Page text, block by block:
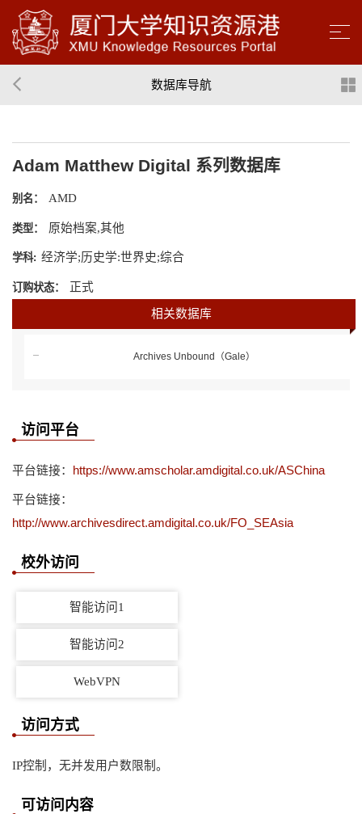
数据库导航
Adam Matthew Digital 系列数据库
别名： AMD
类型： 原始档案,其他
学科: 经济学;历史学:世界史;综合
订购状态： 正式
相关数据库
Archives Unbound（Gale）
访问平台
平台链接： https://www.amscholar.amdigital.co.uk/ASChina
平台链接：
http://www.archivesdirect.amdigital.co.uk/FO_SEAsia
校外访问
智能访问1
智能访问2
WebVPN
访问方式
IP控制，无并发用户数限制。
可访问内容